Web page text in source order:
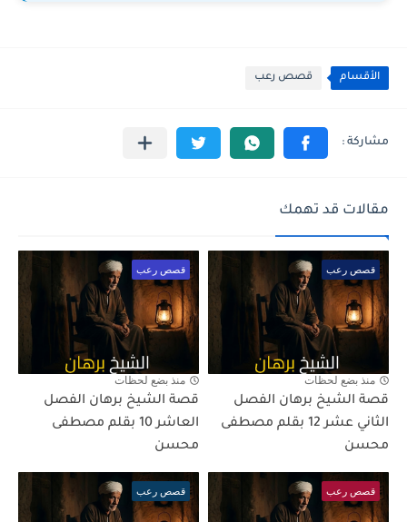
الأقسام قصص رعب
مقالات قد تهمك
قصص رعب
منذ بضع لحظات
قصة الشيخ برهان الفصل
الثاني عشر 12 بقلم مصطفى
محسن
قصص رعب
منذ بضع لحظات
قصة الشيخ برهان الفصل
العاشر 10 بقلم مصطفى
محسن
قصص رعب قصص رعب